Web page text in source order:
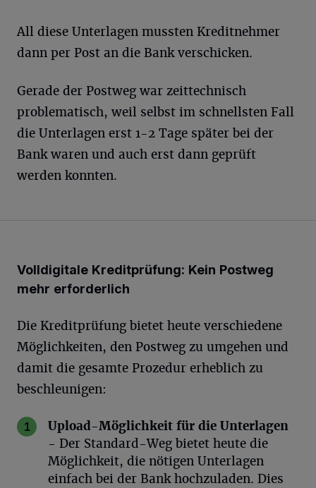
All diese Unterlagen mussten Kreditnehmer
dann per Post an die Bank verschicken.
Gerade der Postweg war zeittechnisch
problematisch, weil selbst im schnellsten Fall
die Unterlagen erst 1-2 Tage später bei der
Bank waren und auch erst dann geprüft
werden konnten.
Volldigitale Kreditprüfung: Kein Postweg
mehr erforderlich
Die Kreditprüfung bietet heute verschiedene
Möglichkeiten, den Postweg zu umgehen und
damit die gesamte Prozedur erheblich zu
beschleunigen:
Upload-Möglichkeit für die Unterlagen
- Der Standard-Weg bietet heute die
Möglichkeit, die nötigen Unterlagen
einfach bei der Bank hochzuladen. Dies